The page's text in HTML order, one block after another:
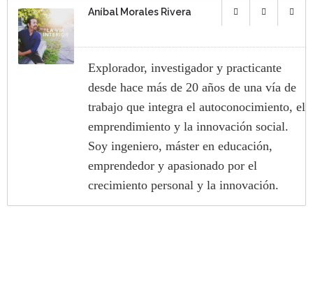
Aníbal Morales Rivera
Explorador, investigador y practicante
desde hace más de 20 años de una vía de
trabajo que integra el autoconocimiento, el
emprendimiento y la innovación social.
Soy ingeniero, máster en educación,
emprendedor y apasionado por el
crecimiento personal y la innovación.